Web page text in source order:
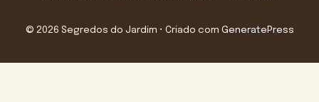
© 2026 Segredos do Jardim • Criado com GeneratePress